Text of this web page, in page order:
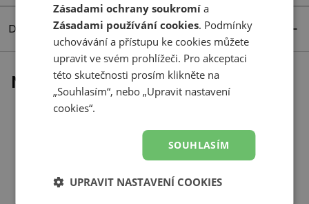
Detaily produktu
Naposledy prohlížené
Zásadami ochrany soukromí a
Zásadami používání cookies. Podmínky
uchovávání a přístupu ke cookies můžete
upravit ve svém prohlížeči. Pro akceptaci
této skutečnosti prosím klikněte na
„Souhlasím“, nebo „Upravit nastavení
cookies“.
SOUHLASÍM
UPRAVIT NASTAVENÍ COOKIES